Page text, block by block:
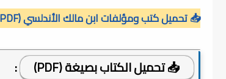
📥 تحميل كتب ومؤلفات ابن مالك الأندلسي (PDF)
📥 تحميل الكتاب بصيغة (PDF)
: